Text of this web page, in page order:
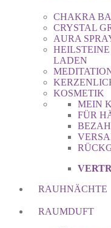
CHAKRA
CRYSTAL
AURA
LADEN
KOSMETIK
MEIN
FÜR
RAUHNÄCHTE
RAUMDUFT